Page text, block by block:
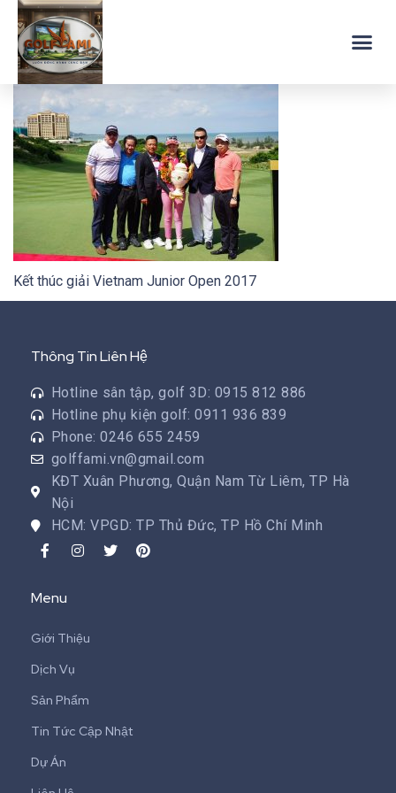
Kết thúc giải Vietnam Junior Open 2017
Thông Tin Liên Hệ
Hotline sân tập, golf 3D: 0915 812 886
Hotline phụ kiện golf: 0911 936 839
Phone: 0246 655 2459
golffami.vn@gmail.com
KĐT Xuân Phương, Quận Nam Từ Liêm, TP Hà
Nội
HCM: VPGD: TP Thủ Đức, TP Hồ Chí Minh
Menu
Giới Thiệu
Dịch Vụ
Sản Phẩm
Tin Tức Cập Nhật
Dự Án